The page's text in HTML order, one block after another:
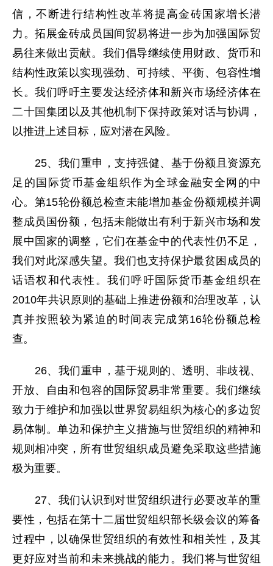
信，不断进行结构性改革将提高金砖国家增长潜
力。拓展金砖成员国间贸易将进一步为加强国际贸
易往来做出贡献。我们倡导继续使用财政、货币和
结构性政策以实现强劲、可持续、平衡、包容性增
长。我们呼吁主要发达经济体和新兴市场经济体在
二十国集团以及其他机制下保持政策对话与协调，
以推进上述目标，应对潜在风险。
25、我们重申，支持强健、基于份额且资源充
足的国际货币基金组织作为全球金融安全网的中
心。第15轮份额总检查未能增加基金份额规模并调
整成员国份额，包括未能做出有利于新兴市场和发
展中国家的调整，它们在基金中的代表性仍不足，
我们对此深感失望。我们也支持保护最贫困成员的
话语权和代表性。我们呼吁国际货币基金组织在
2010年共识原则的基础上推进份额和治理改革，认
真并按照较为紧迫的时间表完成第16轮份额总检
查。
26、我们重申，基于规则的、透明、非歧视、
开放、自由和包容的国际贸易非常重要。我们继续
致力于维护和加强以世界贸易组织为核心的多边贸
易体制。单边和保护主义措施与世贸组织的精神和
规则相冲突，所有世贸组织成员避免采取这些措施
极为重要。
27、我们认识到对世贸组织进行必要改革的重
要性，包括在第十二届世贸组织部长级会议的筹备
过程中，以确保世贸组织的有效性和相关性，及其
更好应对当前和未来挑战的能力。我们将与世贸组